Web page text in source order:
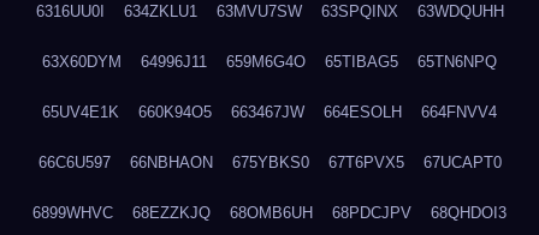
6316UU0I 634ZKLU1 63MVU7SW 63SPQINX 63WDQUHH
63X60DYM 64996J11 659M6G4O 65TIBAG5 65TN6NPQ
65UV4E1K 660K94O5 663467JW 664ESOLH 664FNVV4
66C6U597 66NBHAON 675YBKS0 67T6PVX5 67UCAPT0
6899WHVC 68EZZKJQ 68OMB6UH 68PDCJPV 68QHDOI3